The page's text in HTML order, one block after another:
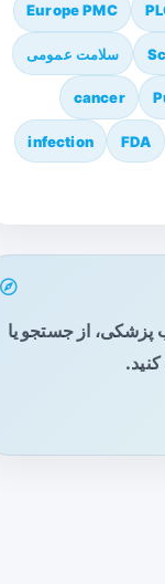
Europe PMC
سلامت عمومی
cancer
FDA
infection
پزشکی، از جستجو یا